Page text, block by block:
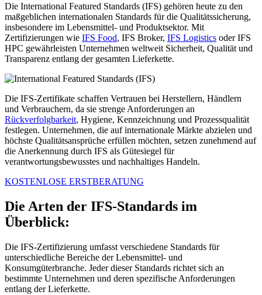
Die International Featured Standards (IFS) gehören heute zu den
maßgeblichen internationalen Standards für die Qualitätssicherung,
insbesondere im Lebensmittel- und Produktsektor. Mit
Zertifizierungen wie IFS Food, IFS Broker, IFS Logistics oder IFS
HPC gewährleisten Unternehmen weltweit Sicherheit, Qualität und
Transparenz entlang der gesamten Lieferkette.
Die IFS-Zertifikate schaffen Vertrauen bei Herstellern, Händlern
und Verbrauchern, da sie strenge Anforderungen an
Rückverfolgbarkeit, Hygiene, Kennzeichnung und Prozessqualität
festlegen. Unternehmen, die auf internationale Märkte abzielen und
höchste Qualitätsansprüche erfüllen möchten, setzen zunehmend auf
die Anerkennung durch IFS als Gütesiegel für
verantwortungsbewusstes und nachhaltiges Handeln.
KOSTENLOSE ERSTBERATUNG
Die Arten der IFS-Standards im
Überblick:
Die IFS-Zertifizierung umfasst verschiedene Standards für
unterschiedliche Bereiche der Lebensmittel- und
Konsumgüterbranche. Jeder dieser Standards richtet sich an
bestimmte Unternehmen und deren spezifische Anforderungen
entlang der Lieferkette.